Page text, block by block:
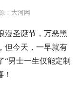
：大河网
漫圣诞节，万恶黑
但今天，一早就有
“男士一生仅能定制